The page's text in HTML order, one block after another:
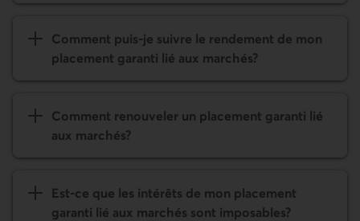
Comment puis-je suivre le rendement de mon
placement garanti lié aux marchés?
Comment renouveler un placement garanti lié
aux marchés?
Est-ce que les intérêts de mon placement
garanti lié aux marchés sont imposables?